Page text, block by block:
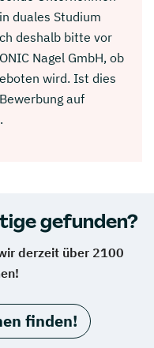
duales Studium
deshalb bitte vor
Nagel GmbH, ob
wird. Ist dies
auf
gefunden?
derzeit über 2100
finden!